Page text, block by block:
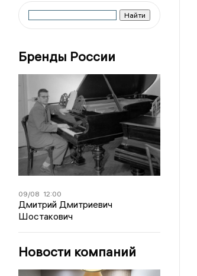
Бренды России
09/08 12:00
Дмитрий Дмитриевич
Шостакович
Новости компаний